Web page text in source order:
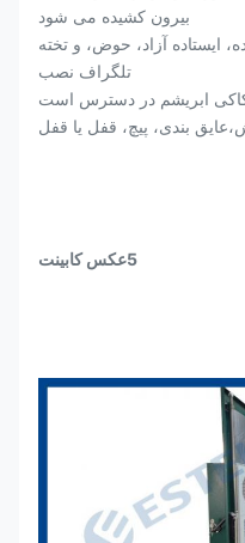
بیرون کشیده می شود
ایستاده آزاد، حوض، و تخته
تلگراف نصب
ابریشم در دسترس است
بندی، پیچ، قفل یا قفل
5عکس کابینت